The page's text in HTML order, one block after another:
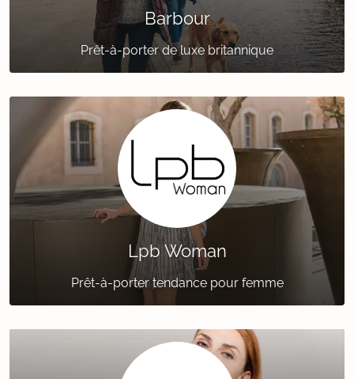
Barbour
Prêt-à-porter de luxe britannique
Lpb Woman
Prêt-à-porter tendance pour femme